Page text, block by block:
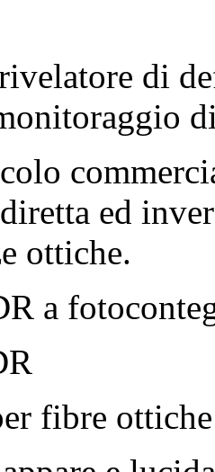
di
ed
ottiche.
a
fibre